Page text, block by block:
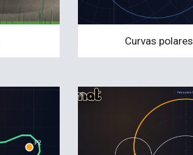
Curvas polares